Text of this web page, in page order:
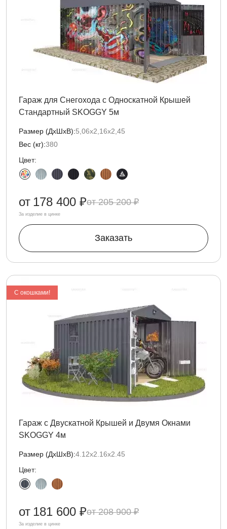
Гараж для Снегохода с Односкатной Крышей
Стандартный SKOGGY 5м
Размер (ДxШxВ):5,06х2,16х2,45
Вес (кг):380
Цвет:
205 200 ₽
от 178 400 ₽
За изделие в цинке
Заказать
С окошками!
Гараж с Двускатной Крышей и Двумя Окнами
SKOGGY 4м
Размер (ДxШxВ):4.12х2.16х2.45
Цвет:
208 900 ₽
от 181 600 ₽
За изделие в цинке